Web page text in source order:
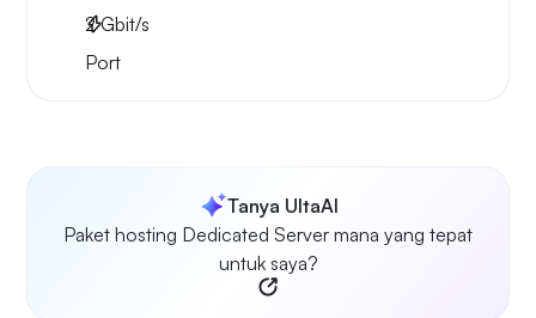
2Gbit/s
Port
Tanya UltaAI
Paket hosting Dedicated Server mana yang tepat
untuk saya?